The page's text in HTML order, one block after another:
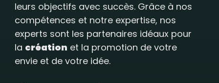
leurs objectifs avec succès. Grâce à nos
compétences et notre expertise, nos
experts sont les partenaires idéaux pour
la création et la promotion de votre
envie et de votre idée.